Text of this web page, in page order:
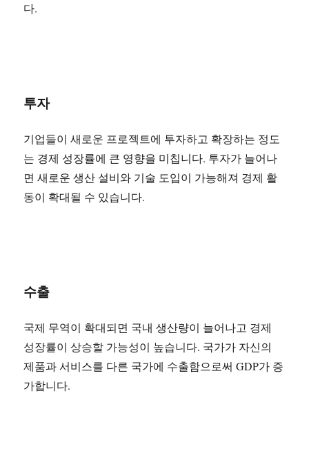
다.
투자
기업들이 새로운 프로젝트에 투자하고 확장하는 정도
는 경제 성장률에 큰 영향을 미칩니다. 투자가 늘어나
면 새로운 생산 설비와 기술 도입이 가능해져 경제 활
동이 확대될 수 있습니다.
수출
국제 무역이 확대되면 국내 생산량이 늘어나고 경제
성장률이 상승할 가능성이 높습니다. 국가가 자신의
제품과 서비스를 다른 국가에 수출함으로써 GDP가 증
가합니다.